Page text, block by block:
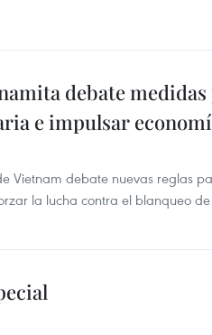
debate
e impulsar
Vietnam debate nuevas reglas
la lucha contra el blanqueo